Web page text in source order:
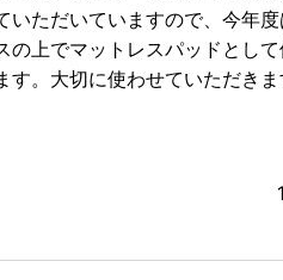
いただいていますので、今年
の上でマットレスパッドとし
す。大切に使わせていただきま